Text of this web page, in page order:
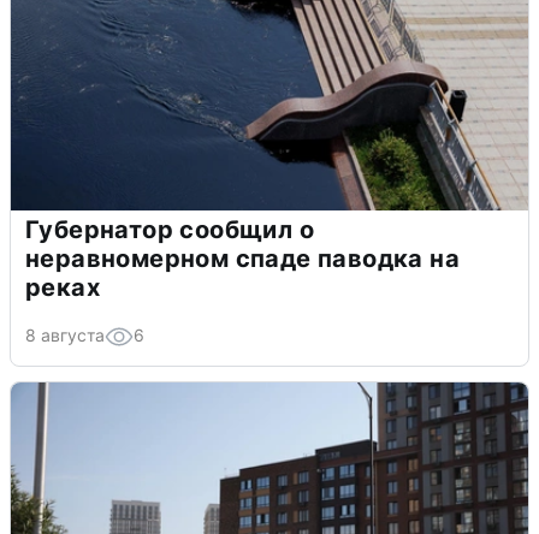
Губернатор сообщил о
неравномерном спаде паводка на
реках
8 августа 6